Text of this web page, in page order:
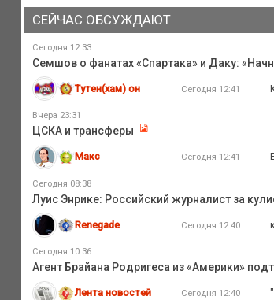
СЕЙЧАС ОБСУЖДАЮТ
Сегодня 12:33
Семшов о фанатах «Спартака» и Даку:
Тутен(хам) он Сегодня 12:41
Вчера 23:31
ЦСКА и трансферы
Макс Сегодня 12:41
Сегодня 08:38
Луис Энрике: Российский журналист за
Renegade Сегодня 12:40
Сегодня 10:36
Агент Брайана Родригеса из «Америки»
Лента новостей Сегодня 12:40